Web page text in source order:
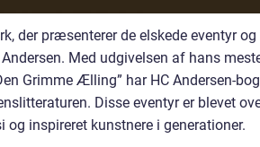
der præsenterer de elskede eventyr
Med udgivelsen af hans
Grimme Ælling” har HC Andersen-
Disse eventyr er blevet
inspireret kunstnere i generationer.